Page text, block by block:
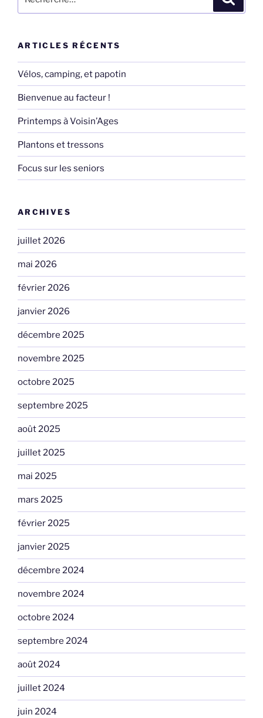
pour
ARTICLES RÉCENTS
Vélos, camping, et papotin
Bienvenue au facteur !
Printemps à Voisin’Ages
Plantons et tressons
Focus sur les seniors
ARCHIVES
juillet 2026
mai 2026
février 2026
janvier 2026
décembre 2025
novembre 2025
octobre 2025
septembre 2025
août 2025
juillet 2025
mai 2025
mars 2025
février 2025
janvier 2025
décembre 2024
novembre 2024
octobre 2024
septembre 2024
août 2024
juillet 2024
juin 2024